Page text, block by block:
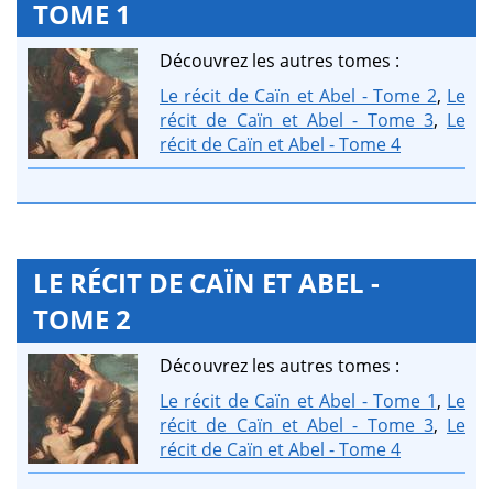
TOME 1
Découvrez les autres tomes :
Le récit de Caïn et Abel - Tome 2, Le
récit de Caïn et Abel - Tome 3, Le
récit de Caïn et Abel - Tome 4
LE RÉCIT DE CAÏN ET ABEL -
TOME 2
Découvrez les autres tomes :
Le récit de Caïn et Abel - Tome 1, Le
récit de Caïn et Abel - Tome 3, Le
récit de Caïn et Abel - Tome 4